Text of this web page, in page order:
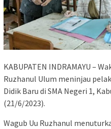
KABUPATEN INDRAMAYU –
Ruzhanul Ulum meninjau
Didik Baru di SMA Negeri 1,
(21/6/2023).
Wagub Uu Ruzhanul